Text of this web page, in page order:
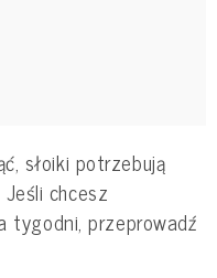
słoiki potrzebują
Jeśli chcesz
tygodni, przeprowadź